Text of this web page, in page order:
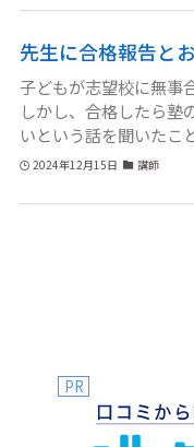
ません。特に他の保護
気になり、マナーや一
きるアドバイスをいた
先生に合格報告と
子どもが志望校に無事
しかし、合格したら塾
いという話を聞いたこ
います。特にプレゼン
お礼をするのが適切な
ますが、周りの保護者
先生に失礼のない形で
2024年12月15日 講師
PR